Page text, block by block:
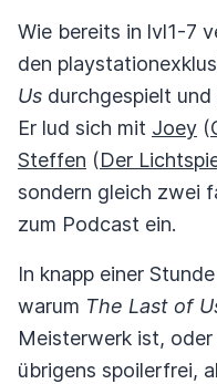
Wie bereits in lvl1-7
den
Us durchgespielt
Er lud sich mit Joey (
Steffen (Der
sondern gleich zwei
zum Podcast ein.
In knapp einer
warum The Last of
Meisterwerk ist,
übrigens spoilerfrei,